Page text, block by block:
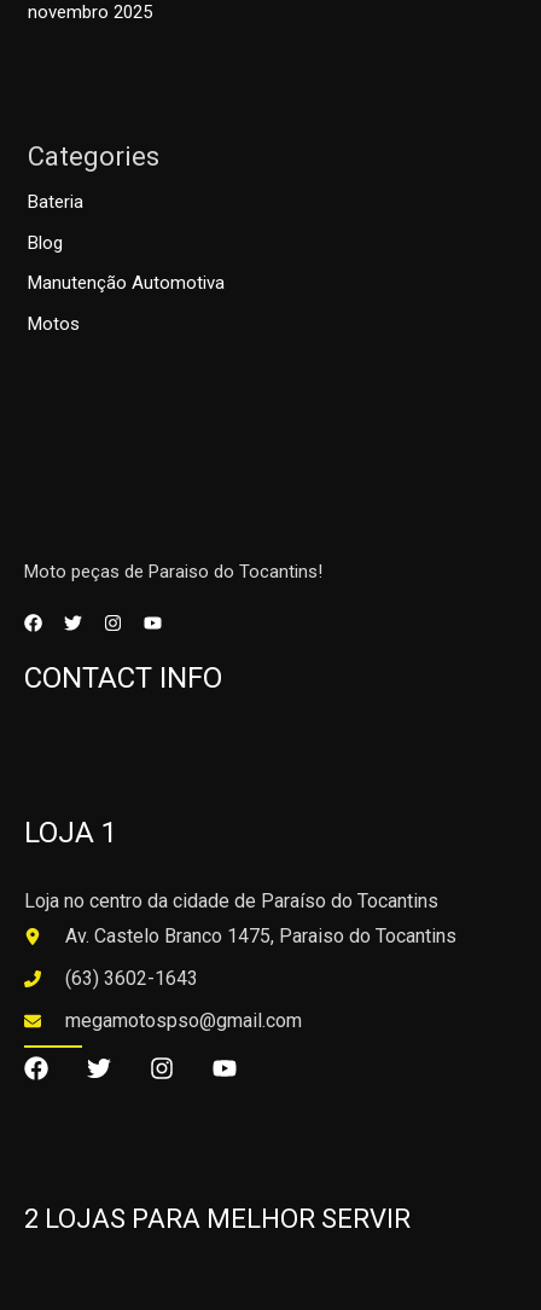
novembro 2025
Categories
Bateria
Blog
Manutenção Automotiva
Motos
Moto peças de Paraiso do Tocantins!
CONTACT INFO
LOJA 1
Loja no centro da cidade de Paraíso do Tocantins
Av. Castelo Branco 1475, Paraiso do Tocantins
(63) 3602-1643
megamotospso@gmail.com
2 LOJAS PARA MELHOR SERVIR